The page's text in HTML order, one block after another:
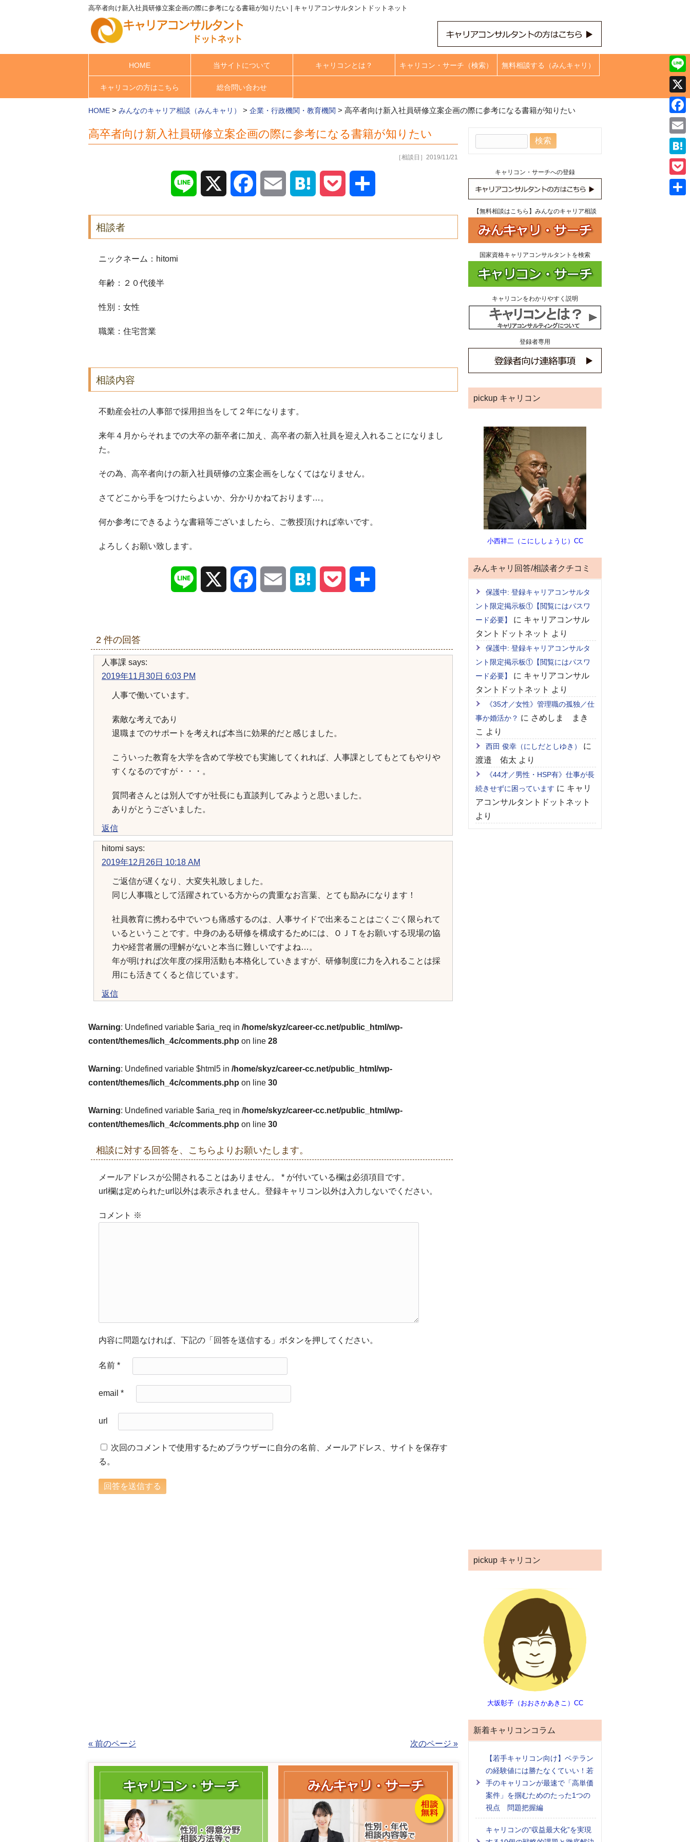
高卒者向け新入社員研修立案企画の際に参考になる書籍が知りたい | キャリアコンサルタントドットネット
HOME 当サイトについて キャリコンとは？ キャリコン・サーチ（検索） 無料相談する（みんキャリ）
キャリコンの方はこちら 総合問い合わせ
HOME > みんなのキャリア相談（みんキャリ） > 企業・行政機関・教育機関 > 高卒者向け新入社員研修立案企画の際に参考になる書籍が知りたい
高卒者向け新入社員研修立案企画の際に参考になる書籍が知りたい
［相談日］2019/11/21
Line Facebook Email Hatena Pocket
相談者
ニックネーム：hitomi
年齢：２０代後半
性別：女性
職業：住宅営業
相談内容
不動産会社の人事部で採用担当をして２年になります。
来年４月からそれまでの大卒の新卒者に加え、高卒者の新入社員を迎え入れることになりまし
た。
その為、高卒者向けの新入社員研修の立案企画をしなくてはなりません。
さてどこから手をつけたらよいか、分かりかねております…。
何か参考にできるような書籍等ございましたら、ご教授頂ければ幸いです。
よろしくお願い致します。
Line Facebook Email Hatena Pocket
2 件の回答
人事課 says:
2019年11月30日 6:03 PM
人事で働いています。
素敵な考えであり
退職までのサポートを考えれば本当に効果的だと感じました。
こういった教育を大学を含めて学校でも実施してくれれば、人事課としてもとてもやりや
すくなるのですが・・・。
質問者さんとは別人ですが社長にも直談判してみようと思いました。
ありがとうございました。
返信
hitomi says:
2019年12月26日 10:18 AM
ご返信が遅くなり、大変失礼致しました。
同じ人事職として活躍されている方からの貴重なお言葉、とても励みになります！
社員教育に携わる中でいつも痛感するのは、人事サイドで出来ることはごくごく限られて
いるということです。中身のある研修を構成するためには、ＯＪＴをお願いする現場の協
力や経営者層の理解がないと本当に難しいですよね…。
年が明ければ次年度の採用活動も本格化していきますが、研修制度に力を入れることは採
用にも活きてくると信じています。
返信
Warning: Undefined variable $aria_req in /home/skyz/career-cc.net/public_html/wp-
content/themes/lich_4c/comments.php on line 28
Warning: Undefined variable $html5 in /home/skyz/career-cc.net/public_html/wp-
content/themes/lich_4c/comments.php on line 30
Warning: Undefined variable $aria_req in /home/skyz/career-cc.net/public_html/wp-
content/themes/lich_4c/comments.php on line 30
相談に対する回答を、こちらよりお願いたします。
メールアドレスが公開されることはありません。 * が付いている欄は必須項目です。
url欄は定められたurl以外は表示されません。登録キャリコン以外は入力しないでください。
コメント ※
内容に問題なければ、下記の「回答を送信する」ボタンを押してください。
名前 *
email *
url
次回のコメントで使用するためブラウザーに自分の名前、メールアドレス、サイトを保存す
る。
« 前のページ 次のページ »
キャリコン・サーチへの登録
【無料相談はこちら】みんなのキャリア相談
国家資格キャリアコンサルタントを検索
キャリコンをわかりやすく説明
登録者専用
pickup キャリコン
小西祥二（こにししょうじ）CC
みんキャリ回答/相談者クチコミ
保護中: 登録キャリアコンサルタ
ント限定掲示板①【閲覧にはパスワ
ード必要】
に キャリアコンサル
タントドットネット より
保護中: 登録キャリアコンサルタ
ント限定掲示板①【閲覧にはパスワ
ード必要】
に キャリアコンサル
タントドットネット より
《35才／女性》管理職の孤独／仕
事か婚活か？ に さめしま まき
こ より
西田 俊幸（にしだとしゆき）
に
渡邉 佑太 より
《44才／男性・HSP有》仕事が長
続きせずに困っています に キャリ
アコンサルタントドットネット
より
pickup キャリコン
大坂彰子（おおさかあきこ）CC
新着キャリコンコラム
【若手キャリコン向け】ベテラン
の経験値には勝たなくていい！若
手のキャリコンが最速で「高単価
案件」を掴むためのたった1つの
視点 問題把握編
キャリコンの”収益最大化”を実現
Line
X
Email